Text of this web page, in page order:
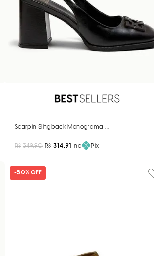
Scarpin Slingback Monograma Couro Vegetal
R$ 349,90 R$ 314,91 no Pix
-50% OFF